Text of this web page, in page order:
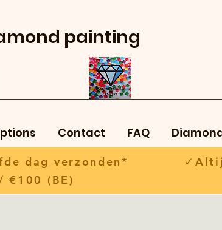
painting
Contact FAQ
dag verzonden*
€100 (BE)